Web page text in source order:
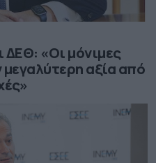
ΔΕΘ: «Οι μόνιμες
μεγαλύτερη αξία από